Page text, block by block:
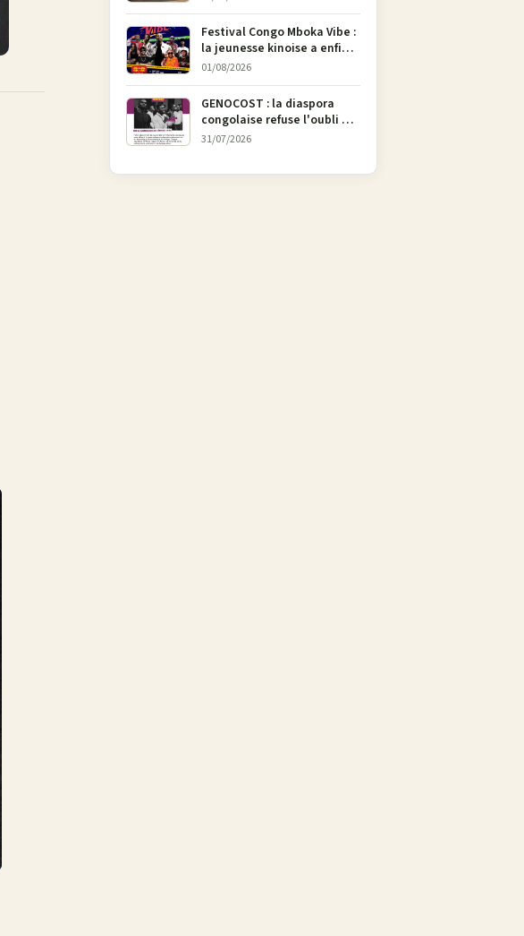
Festival Congo Mboka Vibe :
la jeunesse kinoise a enfin
sa plateforme de culture
01/08/2026
GENOCOST : la diaspora
congolaise refuse l'oubli et
lance une campagne pour
31/07/2026